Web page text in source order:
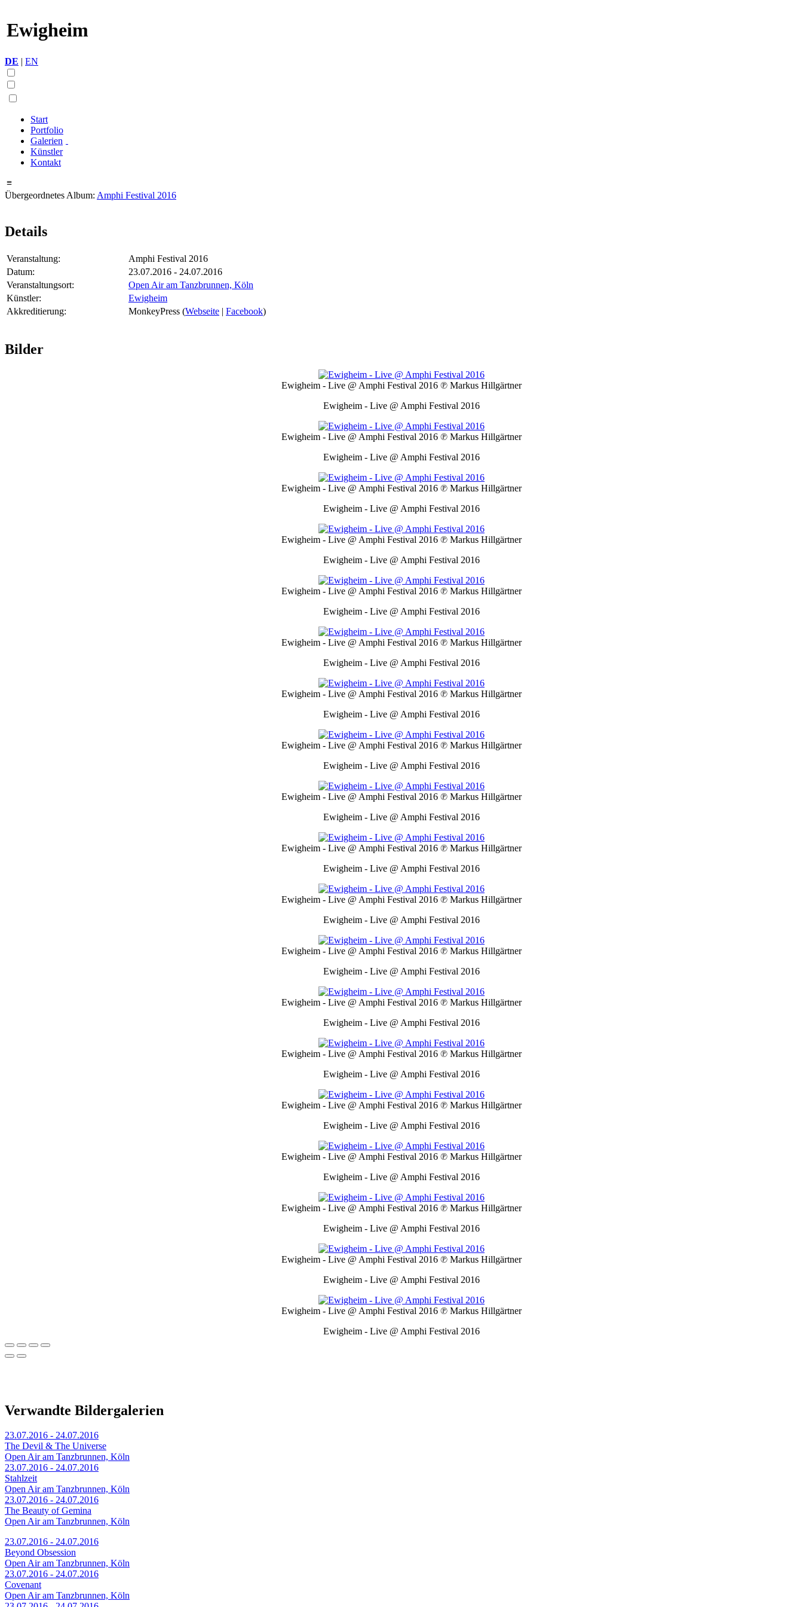
Ewigheim
DE | EN
Start
Portfolio
Galerien
Künstler
Kontakt
≡
Übergeordnetes Album: Amphi Festival 2016
Details
Veranstaltung:
Amphi Festival 2016
Datum:
23.07.2016 - 24.07.2016
Veranstaltungsort:
Open Air am Tanzbrunnen, Köln
Künstler:
Ewigheim
Akkreditierung:
MonkeyPress (Webseite | Facebook)
Bilder
Ewigheim - Live @ Amphi Festival 2016 ℗ Markus Hillgärtner
Ewigheim - Live @ Amphi Festival 2016
Ewigheim - Live @ Amphi Festival 2016 ℗ Markus Hillgärtner
Ewigheim - Live @ Amphi Festival 2016
Ewigheim - Live @ Amphi Festival 2016 ℗ Markus Hillgärtner
Ewigheim - Live @ Amphi Festival 2016
Ewigheim - Live @ Amphi Festival 2016 ℗ Markus Hillgärtner
Ewigheim - Live @ Amphi Festival 2016
Ewigheim - Live @ Amphi Festival 2016 ℗ Markus Hillgärtner
Ewigheim - Live @ Amphi Festival 2016
Ewigheim - Live @ Amphi Festival 2016 ℗ Markus Hillgärtner
Ewigheim - Live @ Amphi Festival 2016
Ewigheim - Live @ Amphi Festival 2016 ℗ Markus Hillgärtner
Ewigheim - Live @ Amphi Festival 2016
Ewigheim - Live @ Amphi Festival 2016 ℗ Markus Hillgärtner
Ewigheim - Live @ Amphi Festival 2016
Ewigheim - Live @ Amphi Festival 2016 ℗ Markus Hillgärtner
Ewigheim - Live @ Amphi Festival 2016
Ewigheim - Live @ Amphi Festival 2016 ℗ Markus Hillgärtner
Ewigheim - Live @ Amphi Festival 2016
Ewigheim - Live @ Amphi Festival 2016 ℗ Markus Hillgärtner
Ewigheim - Live @ Amphi Festival 2016
Ewigheim - Live @ Amphi Festival 2016 ℗ Markus Hillgärtner
Ewigheim - Live @ Amphi Festival 2016
Ewigheim - Live @ Amphi Festival 2016 ℗ Markus Hillgärtner
Ewigheim - Live @ Amphi Festival 2016
Ewigheim - Live @ Amphi Festival 2016 ℗ Markus Hillgärtner
Ewigheim - Live @ Amphi Festival 2016
Ewigheim - Live @ Amphi Festival 2016 ℗ Markus Hillgärtner
Ewigheim - Live @ Amphi Festival 2016
Ewigheim - Live @ Amphi Festival 2016 ℗ Markus Hillgärtner
Ewigheim - Live @ Amphi Festival 2016
Ewigheim - Live @ Amphi Festival 2016 ℗ Markus Hillgärtner
Ewigheim - Live @ Amphi Festival 2016
Ewigheim - Live @ Amphi Festival 2016 ℗ Markus Hillgärtner
Ewigheim - Live @ Amphi Festival 2016
Ewigheim - Live @ Amphi Festival 2016 ℗ Markus Hillgärtner
Ewigheim - Live @ Amphi Festival 2016
Verwandte Bildergalerien
23.07.2016 - 24.07.2016
The Devil & The Universe
Open Air am Tanzbrunnen, Köln
23.07.2016 - 24.07.2016
Stahlzeit
Open Air am Tanzbrunnen, Köln
23.07.2016 - 24.07.2016
The Beauty of Gemina
Open Air am Tanzbrunnen, Köln
23.07.2016 - 24.07.2016
Beyond Obsession
Open Air am Tanzbrunnen, Köln
23.07.2016 - 24.07.2016
Covenant
Open Air am Tanzbrunnen, Köln